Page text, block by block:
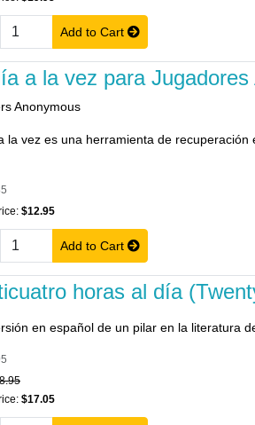
Add to Cart
a la vez para
Anonymous
la vez es una herramienta de
$12.95
Add to Cart
horas al día
en español de un pilar en la literatura
$17.05